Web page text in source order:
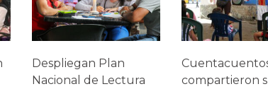
Despliegan Plan
Nacional de Lectura
compartieron